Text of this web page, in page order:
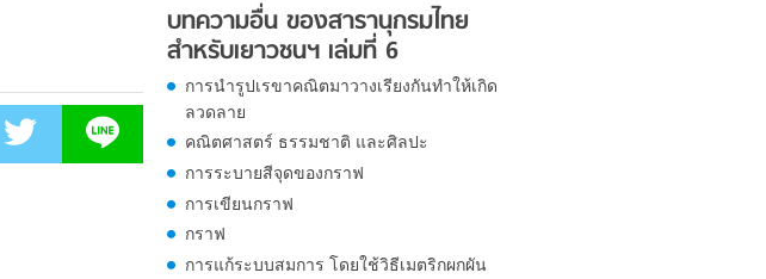
บทความอื่น ของสารานุกรมไทย
สำหรับเยาวชนฯ เล่มที่ 6
การนำรูปเรขาคณิตมาวางเรียงกันทำให้เกิด
ลวดลาย
คณิตศาสตร์ ธรรมชาติ และศิลปะ
การระบายสีจุดของกราฟ
การเขียนกราฟ
กราฟ
การแก้ระบบสมการ โดยใช้วิธีเมตริกผกผัน